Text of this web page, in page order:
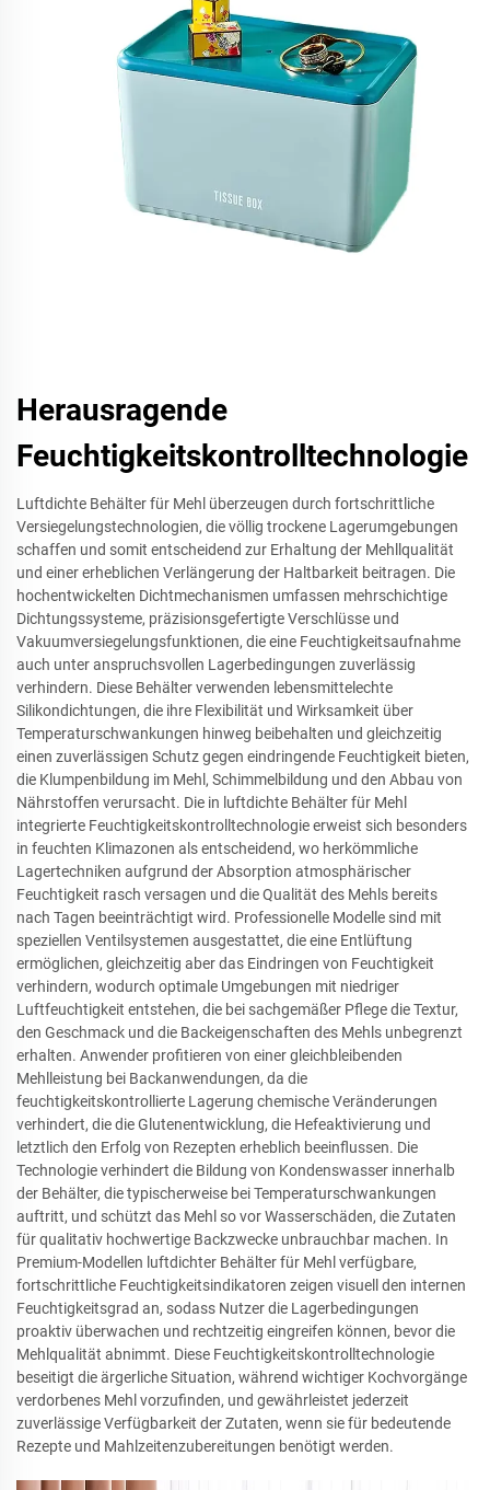
Herausragende
Feuchtigkeitskontrolltechnologie
Luftdichte Behälter für Mehl überzeugen durch fortschrittliche
Versiegelungstechnologien, die völlig trockene Lagerumgebungen
schaffen und somit entscheidend zur Erhaltung der Mehllqualität
und einer erheblichen Verlängerung der Haltbarkeit beitragen. Die
hochentwickelten Dichtmechanismen umfassen mehrschichtige
Dichtungssysteme, präzisionsgefertigte Verschlüsse und
Vakuumversiegelungsfunktionen, die eine Feuchtigkeitsaufnahme
auch unter anspruchsvollen Lagerbedingungen zuverlässig
verhindern. Diese Behälter verwenden lebensmittelechte
Silikondichtungen, die ihre Flexibilität und Wirksamkeit über
Temperaturschwankungen hinweg beibehalten und gleichzeitig
einen zuverlässigen Schutz gegen eindringende Feuchtigkeit bieten,
die Klumpenbildung im Mehl, Schimmelbildung und den Abbau von
Nährstoffen verursacht. Die in luftdichte Behälter für Mehl
integrierte Feuchtigkeitskontrolltechnologie erweist sich besonders
in feuchten Klimazonen als entscheidend, wo herkömmliche
Lagertechniken aufgrund der Absorption atmosphärischer
Feuchtigkeit rasch versagen und die Qualität des Mehls bereits
nach Tagen beeinträchtigt wird. Professionelle Modelle sind mit
speziellen Ventilsystemen ausgestattet, die eine Entlüftung
ermöglichen, gleichzeitig aber das Eindringen von Feuchtigkeit
verhindern, wodurch optimale Umgebungen mit niedriger
Luftfeuchtigkeit entstehen, die bei sachgemäßer Pflege die Textur,
den Geschmack und die Backeigenschaften des Mehls unbegrenzt
erhalten. Anwender profitieren von einer gleichbleibenden
Mehlleistung bei Backanwendungen, da die
feuchtigkeitskontrollierte Lagerung chemische Veränderungen
verhindert, die die Glutenentwicklung, die Hefeaktivierung und
letztlich den Erfolg von Rezepten erheblich beeinflussen. Die
Technologie verhindert die Bildung von Kondenswasser innerhalb
der Behälter, die typischerweise bei Temperaturschwankungen
auftritt, und schützt das Mehl so vor Wasserschäden, die Zutaten
für qualitativ hochwertige Backzwecke unbrauchbar machen. In
Premium-Modellen luftdichter Behälter für Mehl verfügbare,
fortschrittliche Feuchtigkeitsindikatoren zeigen visuell den internen
Feuchtigkeitsgrad an, sodass Nutzer die Lagerbedingungen
proaktiv überwachen und rechtzeitig eingreifen können, bevor die
Mehlqualität abnimmt. Diese Feuchtigkeitskontrolltechnologie
beseitigt die ärgerliche Situation, während wichtiger Kochvorgänge
verdorbenes Mehl vorzufinden, und gewährleistet jederzeit
zuverlässige Verfügbarkeit der Zutaten, wenn sie für bedeutende
Rezepte und Mahlzeitenzubereitungen benötigt werden.